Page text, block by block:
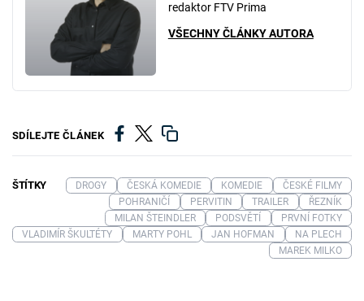
redaktor FTV Prima
VŠECHNY ČLÁNKY AUTORA
SDÍLEJTE ČLÁNEK
ŠTÍTKY DROGY ČESKÁ KOMEDIE KOMEDIE
ČESKÉ FILMY
POHRANIČÍ
PERVITIN TRAILER
ŘEZNÍK
MILAN ŠTEINDLER
PODSVĚTÍ
PRVNÍ FOTKY
VLADIMÍR ŠKULTÉTY
MARTY POHL JAN HOFMAN
NA PLECH
MAREK MILKO